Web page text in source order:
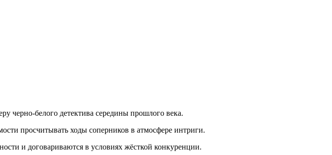
черно-белого детектива середины прошлого века.
просчитывать ходы соперников в атмосфере интриги.
и договариваются в условиях жёсткой конкуренции.